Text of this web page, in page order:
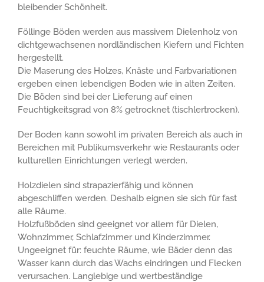
bleibender Schönheit.
Föllinge Böden werden aus massivem Dielenholz von
dichtgewachsenen nordländischen Kiefern und Fichten
hergestellt.
Die Maserung des Holzes, Knäste und Farbvariationen
ergeben einen lebendigen Boden wie in alten Zeiten.
Die Böden sind bei der Lieferung auf einen
Feuchtigkeitsgrad von 8% getrocknet (tischlertrocken).
Der Boden kann sowohl im privaten Bereich als auch in
Bereichen mit Publikumsverkehr wie Restaurants oder
kulturellen Einrichtungen verlegt werden.
Holzdielen sind strapazierfähig und können
abgeschliffen werden. Deshalb eignen sie sich für fast
alle Räume.
Holzfußböden sind geeignet vor allem für Dielen,
Wohnzimmer, Schlafzimmer und Kinderzimmer.
Ungeeignet für: feuchte Räume, wie Bäder denn das
Wasser kann durch das Wachs eindringen und Flecken
verursachen. Langlebige und wertbeständige